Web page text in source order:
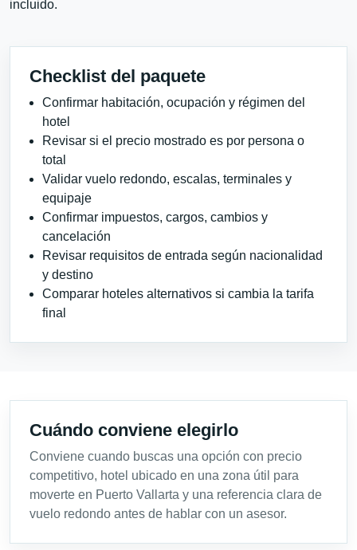
incluido.
Checklist del paquete
Confirmar habitación, ocupación y régimen del
hotel
Revisar si el precio mostrado es por persona o
total
Validar vuelo redondo, escalas, terminales y
equipaje
Confirmar impuestos, cargos, cambios y
cancelación
Revisar requisitos de entrada según nacionalidad
y destino
Comparar hoteles alternativos si cambia la tarifa
final
Cuándo conviene elegirlo
Conviene cuando buscas una opción con precio
competitivo, hotel ubicado en una zona útil para
moverte en Puerto Vallarta y una referencia clara de
vuelo redondo antes de hablar con un asesor.